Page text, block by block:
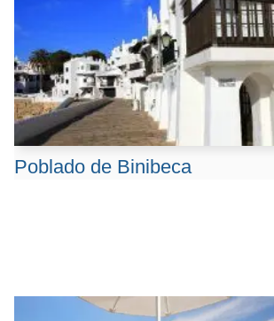
Poblado de Binibeca